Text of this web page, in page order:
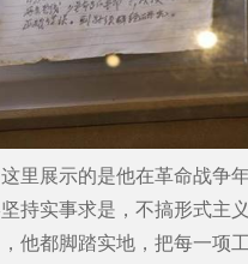
里展示的是他在革命战争
持实事求是，不搞形式主
他都脚踏实地，把每一项